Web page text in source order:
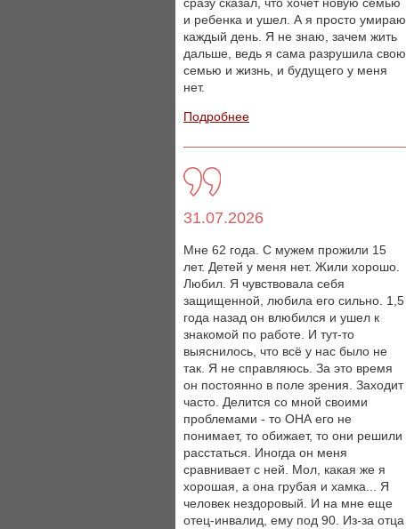
и ребенка и ушел. А я просто умираю
каждый день. Я не знаю, зачем жить
дальше, ведь я сама разрушила свою
семью и жизнь, и будущего у меня
нет.
Подробнее
31.07.2026
Мне 62 года. С мужем прожили 15
лет. Детей у меня нет. Жили хорошо.
Любил. Я чувствовала себя
защищенной, любила его сильно. 1,5
года назад он влюбился и ушел к
знакомой по работе. И тут-то
выяснилось, что всё у нас было не
так. Я не справляюсь. За это время
он постоянно в поле зрения. Заходит
часто. Делится со мной своими
проблемами - то ОНА его не
понимает, то обижает, то они решили
расстаться. Иногда он меня
сравнивает с ней. Мол, какая же я
хорошая, а она грубая и хамка... Я
человек нездоровый. И на мне еще
отец-инвалид, ему под 90. Из-за отца